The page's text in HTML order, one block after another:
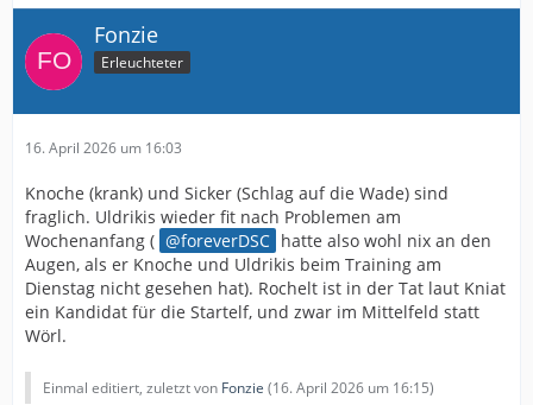
Fonzie
Erleuchteter
16. April 2026 um 16:03
Knoche (krank) und Sicker (Schlag auf die Wade) sind
fraglich. Uldrikis wieder fit nach Problemen am
Wochenanfang (
foreverDSC hatte also wohl nix an den
Augen, als er Knoche und Uldrikis beim Training am
Dienstag nicht gesehen hat). Rochelt ist in der Tat laut Kniat
ein Kandidat für die Startelf, und zwar im Mittelfeld statt
Wörl.
Einmal editiert, zuletzt von Fonzie (16. April 2026 um 16:15)